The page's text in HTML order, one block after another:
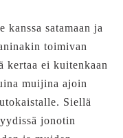
kanssa satamaan ja
toimivan
kertaa ei kuitenkaan
muijina ajoin
Siellä
jonotin